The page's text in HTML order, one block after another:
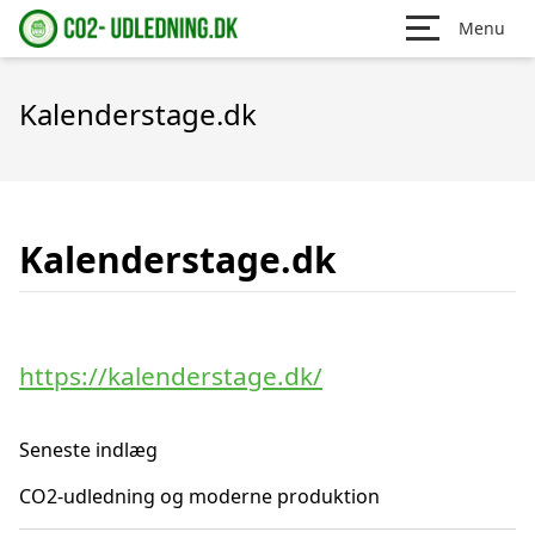
Menu
Kalenderstage.dk
Kalenderstage.dk
https://kalenderstage.dk/
Seneste indlæg
CO2-udledning og moderne produktion